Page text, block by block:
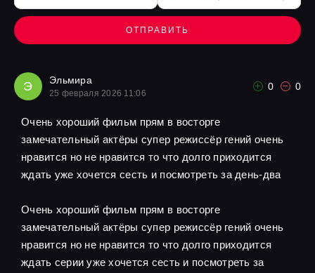
ОТПРАВИТЬ
Э Эльмира
25 февраля 2026 11:06
0 0
Очень хороший фильм прям в восторге
замечательный актёры супер режиссёр гений очень
нравится но не нравится то что долго приходится
ждать уже хочется сесть и посмотреть за день-два
Очень хороший фильм прям в восторге
замечательный актёры супер режиссёр гений очень
нравится но не нравится то что долго приходится
ждать серии уже хочется сесть и посмотреть за